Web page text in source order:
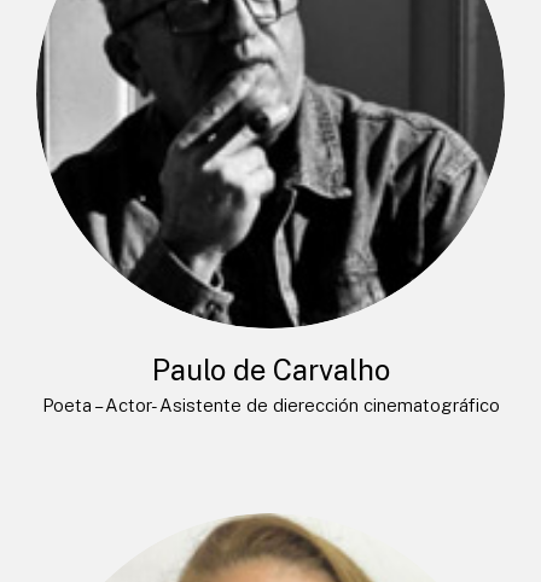
Paulo de Carvalho
Poeta – Actor- Asistente de dierección cinematográfico